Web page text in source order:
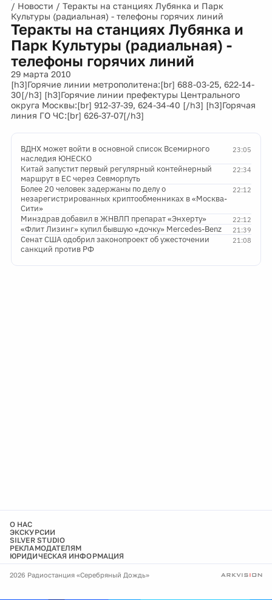
/ Новости / Теракты на станциях Лубянка и Парк
Культуры (радиальная) - телефоны горячих линий
Теракты на станциях Лубянка и
Парк Культуры (радиальная) -
телефоны горячих линий
29 марта 2010
[h3]Горячие линии метрополитена:[br] 688-03-25, 622-14-
30[/h3] [h3]Горячие линии префектуры Центрального
округа Москвы:[br] 912-37-39, 624-34-40 [/h3] [h3]Горячая
линия ГО ЧС:[br] 626-37-07[/h3]
23:05
ВДНХ может войти в основной список Всемирного
наследия ЮНЕСКО
22:34
Китай запустит первый регулярный контейнерный
маршрут в ЕС через Севморпуть
22:12
Более 20 человек задержаны по делу о
незарегистрированных криптообменниках в «Москва-
Сити»
22:12
Минздрав добавил в ЖНВЛП препарат «Энхерту»
21:39
«Флит Лизинг» купил бывшую «дочку» Mercedes-Benz
21:08
Сенат США одобрил законопроект об ужесточении
санкций против РФ
О НАС
ЭКСКУРСИИ
SILVER STUDIO
РЕКЛАМОДАТЕЛЯМ
ЮРИДИЧЕСКАЯ ИНФОРМАЦИЯ
2026 Радиостанция «Серебряный Дождь»